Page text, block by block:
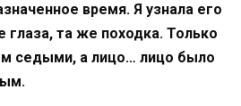
время. Я узнала его
та же походка. Только
седыми, а лицо… лицо было